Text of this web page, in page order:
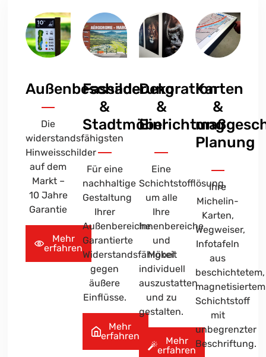
Außenbeschilderung
Die
widerstandsfähigsten
Hinweisschilder
auf dem
Markt –
10 Jahre
Garantie
Mehr
erfahren
Fassade
&
Stadtmöbel
Für eine
nachhaltige
Gestaltung
Ihrer
Außenbereiche.
Garantierte
Widerstandsfähigkeit
gegen
äußere
Einflüsse.
Mehr
erfahren
Dekoration
&
Einrichtung
Eine
Schichtstofflösung,
um alle
Ihre
Innenbereiche
und
Möbel
individuell
auszustatten
und zu
gestalten.
Mehr
erfahren
Karten
&
Planung
Ihre
Michelin-
Karten,
Wegweiser,
Infotafeln
aus
beschichtetem,
magnetisiertem
Schichtstoff
mit
unbegrenzter
Beschriftung.